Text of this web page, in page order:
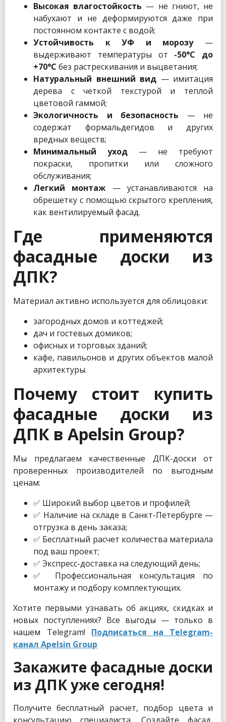
Высокая влагостойкость — не гниют, не
набухают и не деформируются даже при
постоянном контакте с водой;
Устойчивость к УФ и морозу—
выдерживают температуры от -50°C до
+70°C без растрескивания и выцветания;
Натуральный внешний вид — имитация
дерева с четкой текстурой и теплой
цветовой гаммой;
Экологичность и безопасность — не
содержат формальдегидов и других
вредных веществ;
Минимальный уход — не требуют
покраски, пропитки или сложного
обслуживания;
Легкий монтаж — устанавливаются на
обрешетку с помощью скрытого крепления,
как вентилируемый фасад.
Где применяются
фасадные доски из
ДПК?
Материал активно используется для облицовки:
загородных домов и коттеджей;
дач и гостевых домиков;
офисных и торговых зданий;
кафе, павильонов и других объектов малой
архитектуры.
Почему стоит купить
фасадные доски из
ДПК в Apelsin Group?
Мы предлагаем качественные ДПК-доски от
проверенных производителей по выгодным
ценам:
✅ Широкий выбор цветов и профилей;
✅ Наличие на складе в Санкт-Петербурге —
отгрузка в день заказа;
✅ Бесплатный расчет количества материала
под ваш проект;
✅ Экспресс-доставка на следующий день;
✅ Профессиональная консультация по
монтажу и подбору комплектующих.
Хотите первыми узнавать об акциях, скидках и
новых поступлениях? Все выгоды — только в
нашем Telegram! Подписаться на Telegram-
канал Apelsin Group
Закажите фасадные доски
из ДПК уже сегодня!
Получите бесплатный расчет, подбор цвета и